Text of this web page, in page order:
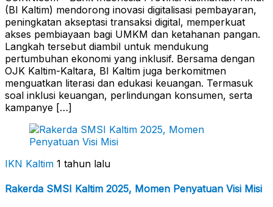
(BI Kaltim) mendorong inovasi digitalisasi pembayaran,
peningkatan akseptasi transaksi digital, memperkuat
akses pembiayaan bagi UMKM dan ketahanan pangan.
Langkah tersebut diambil untuk mendukung
pertumbuhan ekonomi yang inklusif. Bersama dengan
OJK Kaltim-Kaltara, BI Kaltim juga berkomitmen
menguatkan literasi dan edukasi keuangan. Termasuk
soal inklusi keuangan, perlindungan konsumen, serta
kampanye […]
IKN Kaltim 1 tahun lalu
Rakerda SMSI Kaltim 2025, Momen Penyatuan Visi Misi